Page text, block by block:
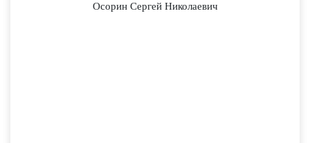
Осорин Сергей Николаевич